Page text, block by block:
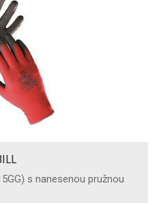
s nanesenou pružnou